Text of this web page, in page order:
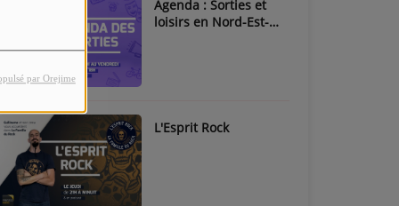
par Orejime
Agenda : Sorties et
loisirs en Nord-Est-
L'Esprit Rock